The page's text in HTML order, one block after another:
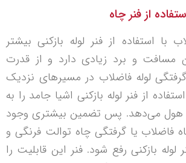
با استفاده از فنر لوله بازکنی بیشتر
و برد زیادی دارد و از قدرت
گرفتگی لوله فاضلاب در مسیرهای نزدیک
از فنر لوله بازکنی اشیا جامد را به
هول می‌دهد. پس تضمین بیشتری وجود
فاضلاب یا گرفتگی چاه توالت فرنگی و
لوله بازکنی رفع شود. فنر این قابلیت را